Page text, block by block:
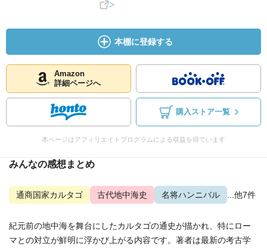
本棚に登録する
Amazon
詳細ページへ
購入ストア一覧
本ページはアフィリエイトプログラムによる収益を得ています
みんなの感想まとめ
通商国家カルタゴ 古代地中海史 名将ハンニバル ...他7件
紀元前の地中海を舞台にしたカルタゴの通史が描かれ、特にロー
マとの対立が鮮明に浮かび上がる内容です。著者は最新の考古学